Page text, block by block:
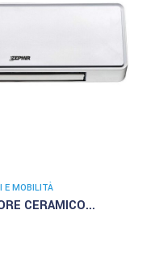
E MOBILITÀ
CERAMICO...